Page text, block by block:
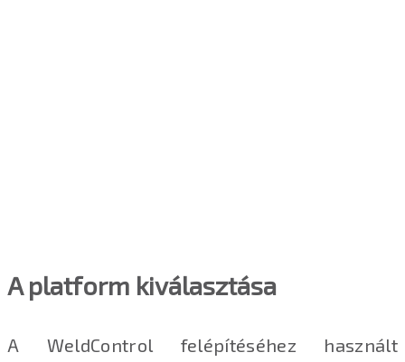
A platform kiválasztása
A WeldControl felépítéséhez használt